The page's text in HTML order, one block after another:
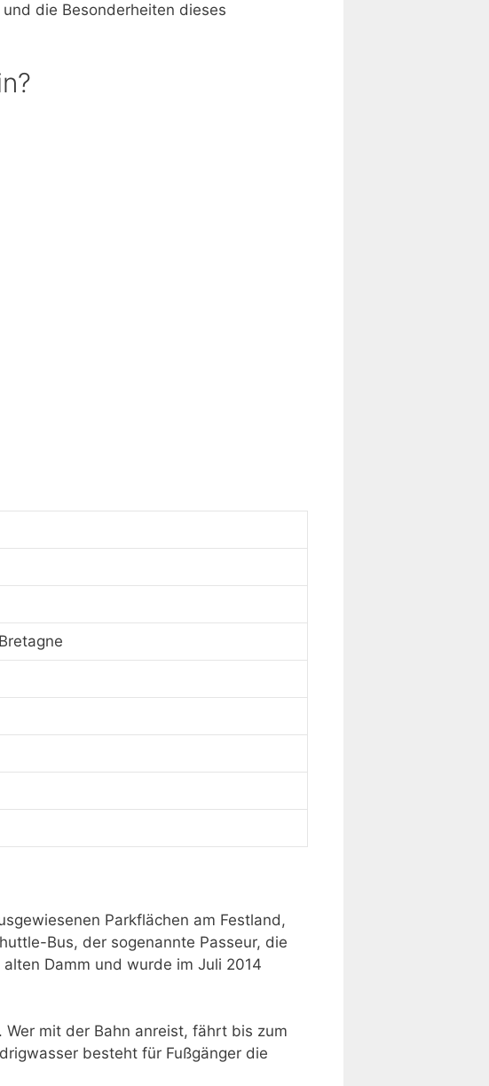
die Besonderheiten dieses
Parkflächen am Festland,
Bus, der sogenannte Passeur, die
Damm und wurde im Juli 2014
mit der Bahn anreist, fährt bis zum
besteht für Fußgänger die